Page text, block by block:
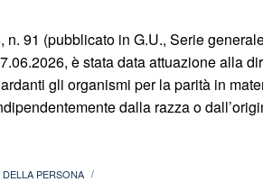
91 (pubblicato in G.U., Serie
è stata data attuazione alla
gli organismi per la parità in
dalla razza o
PERSONA /